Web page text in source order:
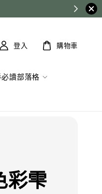
讀部落格
登入 購物車
彩雫